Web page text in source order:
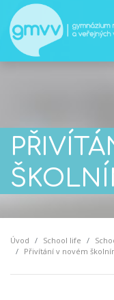
Úvod School life
Přivítání v novém